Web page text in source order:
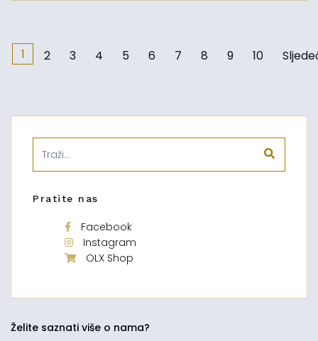
1 2 3 4 5 6 7 8 9 10
Pratite nas
Facebook
Instagram
OLX Shop
Želite saznati više o nama?